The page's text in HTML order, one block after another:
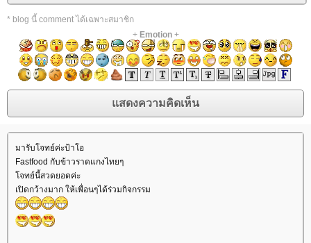
* blog นี้ comment ได้เฉพาะสมาชิก
+ Emotion+
มารับโจทย์ค่ะป้าโอ
Fastfood กับข้าวราดแกงไทยๆ
จทย์นี้สวดยอดค่ะ
เปิดกว้างมาก ให้เพื่อนๆได้ร่วมกิจกรรม